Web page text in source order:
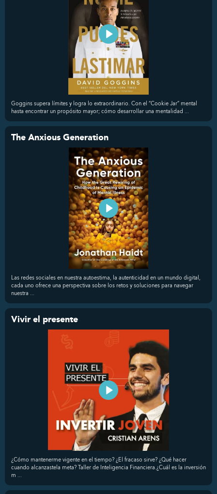
Goggins supera límites y logra lo extraordinario. Con el “Cookie Jar” mental
hasta encontrar un propósito mayor; cómo desarrollar una mentalidad ...
The Anxious Generation
Las redes sociales en nuestra autoestima, la autenticidad en un mundo digital,
cada uno ofrece una perspectiva sobre los retos y soluciones para navegar
nuestra ...
Vivir el presente
¿Cómo mantenerme vigente en el tiempo? ¿El fracaso sirve? ¿Qué hacer
cuando alcanzastela meta? Taller de Inteligencia Financiera.¿Cuál es la inversión
m ...